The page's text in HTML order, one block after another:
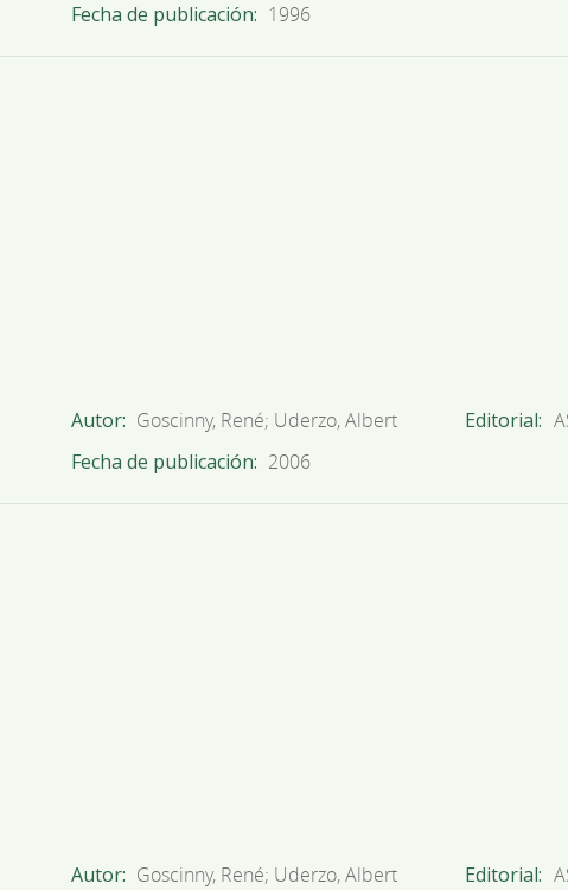
Fecha de publicación 1996
Autor Goscinny, René; Uderzo, Albert Editorial
Fecha de publicación 2006
Autor Goscinny, René; Uderzo, Albert Editorial